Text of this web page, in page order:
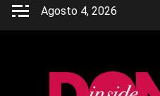
Skip
Agosto 4, 2026